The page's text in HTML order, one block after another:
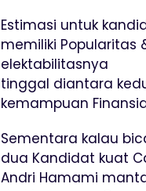
Estimasi untuk
memiliki Popularitas
elektabilitasnya
tinggal diantara
kemampuan
Sementara kalau
dua Kandidat kuat
Andri Hamami